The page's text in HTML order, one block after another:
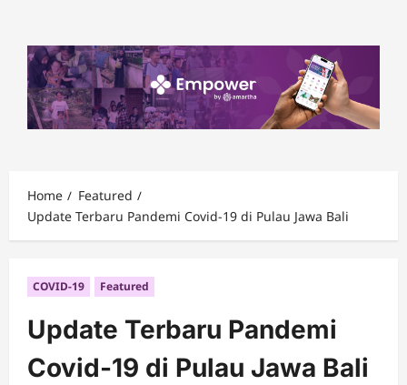
content
Home
Featured
Update Terbaru Pandemi Covid-19 di Pulau Jawa Bali
COVID-19 Featured
Update Terbaru Pandemi
Covid-19 di Pulau Jawa Bali